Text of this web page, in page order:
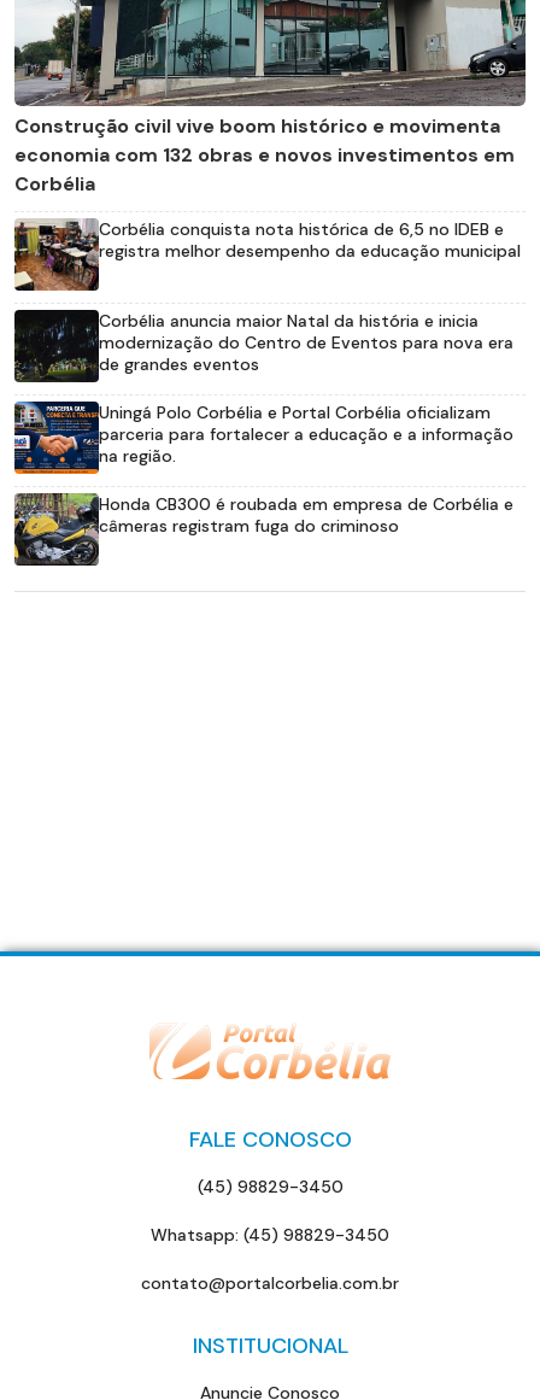
Construção civil vive boom histórico e movimenta
economia com 132 obras e novos investimentos em
Corbélia
Corbélia conquista nota histórica de 6,5 no IDEB e
registra melhor desempenho da educação municipal
Corbélia anuncia maior Natal da história e inicia
modernização do Centro de Eventos para nova era
de grandes eventos
Uningá Polo Corbélia e Portal Corbélia oficializam
parceria para fortalecer a educação e a informação
na região.
Honda CB300 é roubada em empresa de Corbélia e
câmeras registram fuga do criminoso
FALE CONOSCO
(45) 98829-3450
Whatsapp: (45) 98829-3450
contato@portalcorbelia.com.br
INSTITUCIONAL
Anuncie Conosco